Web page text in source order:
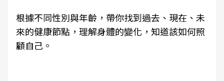
根據不同性別與年齡，帶你找到過去、現在、未
來的健康節點，理解身體的變化，知道該如何照
顧自己。